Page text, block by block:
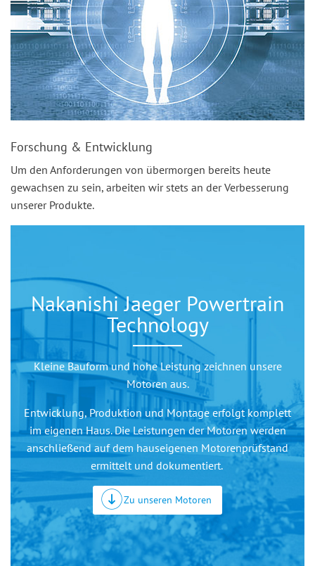
Forschung & Entwicklung
Um den Anforderungen von übermorgen bereits heute
gewachsen zu sein, arbeiten wir stets an der Verbesserung
unserer Produkte.
Nakanishi Jaeger Powertrain
Technology
Kleine Bauform und hohe Leistung zeichnen unsere
Motoren aus.
Entwicklung, Produktion und Montage erfolgt komplett
im eigenen Haus. Die Leistungen der Motoren werden
anschließend auf dem hauseigenen Motorenprüfstand
ermittelt und dokumentiert.
Zu unseren Motoren